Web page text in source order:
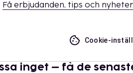
Få erbjudanden, tips och
Cookie-
inget – få de